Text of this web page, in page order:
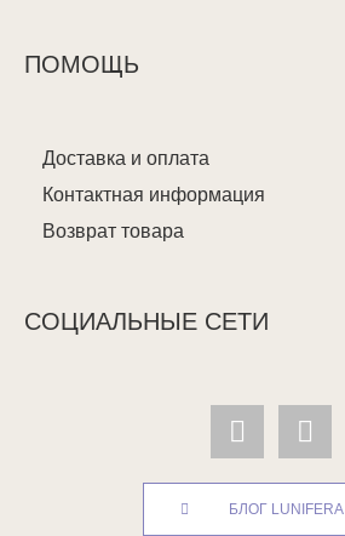
ПОМОЩЬ
Доставка и оплата
Контактная информация
Возврат товара
СОЦИАЛЬНЫЕ СЕТИ
БЛОГ LUNIFERA